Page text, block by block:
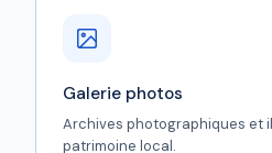
Galerie photos
Archives photographiques et
patrimoine local.